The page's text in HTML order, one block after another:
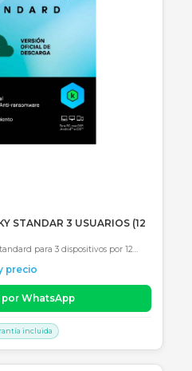
STANDAR 10 USUARIOS
Standard para 10 usuarios por 12
con optimización de
y precio
por WhatsApp